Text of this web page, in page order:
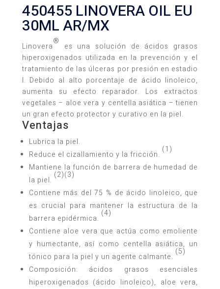
450455 LINOVERA OIL EU
30ML AR/MX
Linovera
®
es una solución de ácidos grasos
hiperoxigenados utilizada en la prevención y el
tratamiento de las úlceras por presión en estadio
I. Debido al alto porcentaje de ácido linoleico,
aumenta su efecto reparador. Los extractos
vegetales – aloe vera y centella asiática – tienen
un gran efecto protector y curativo en la piel.
Ventajas
Lubrica la piel.
Reduce el cizallamiento y la fricción.
(1)
Mantiene la función de barrera de humedad de
la piel.
(2)(3)
Contiene más del 75 % de ácido linoleico, que
es crucial para mantener la estructura de la
barrera epidérmica.
(4)
Contiene aloe vera que actúa como emoliente
y humectante, así como centella asiática, un
tónico para la piel y un agente calmante.
(5)
Composición: ácidos grasos esenciales
hiperoxigenados (ácido linoleico), aloe vera,